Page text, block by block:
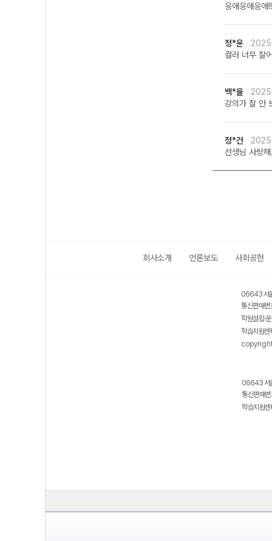
응애응애응애
정*윤
컬러 너무 잘
백*율
강의가 잘 안
정*건
선생님 사랑
회사소개 언론보도 사회공헌
06643 서
통신판매
학원설립·
학습지원
06643 서
통신판매
학습지원